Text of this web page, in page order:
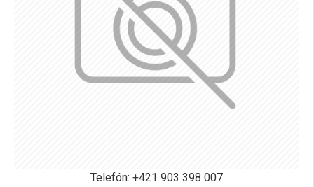
Telefón: +421 903 398 007